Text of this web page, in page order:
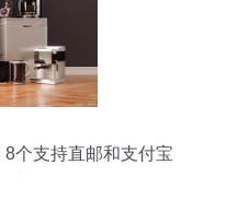
个支持直邮和支付宝